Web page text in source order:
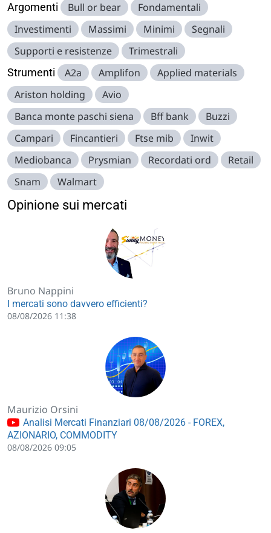
Argomenti Bull or bear
Fondamentali
Investimenti
Massimi Minimi
Segnali
Supporti e resistenze
Trimestrali
Strumenti A2a Amplifon
Applied materials
Ariston holding
Avio
Banca monte paschi siena
Bff bank
Buzzi
Campari
Fincantieri Ftse mib
Inwit
Mediobanca
Prysmian Recordati ord
Retail
Snam
Walmart
Opinione sui mercati
Bruno Nappini
I mercati sono davvero efficienti?
08/08/2026 11:38
Maurizio Orsini
Analisi Mercati Finanziari 08/08/2026 - FOREX,
AZIONARIO, COMMODITY
08/08/2026 09:05